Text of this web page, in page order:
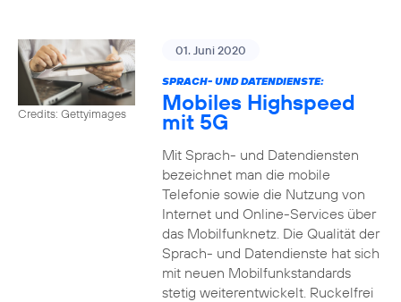
Credits: Gettyimages
01. Juni 2020
SPRACH- UND DATENDIENSTE:
Mobiles Highspeed
mit 5G
Mit Sprach- und Datendiensten
bezeichnet man die mobile
Telefonie sowie die Nutzung von
Internet und Online-Services über
das Mobilfunknetz. Die Qualität der
Sprach- und Datendienste hat sich
mit neuen Mobilfunkstandards
stetig weiterentwickelt. Ruckelfrei